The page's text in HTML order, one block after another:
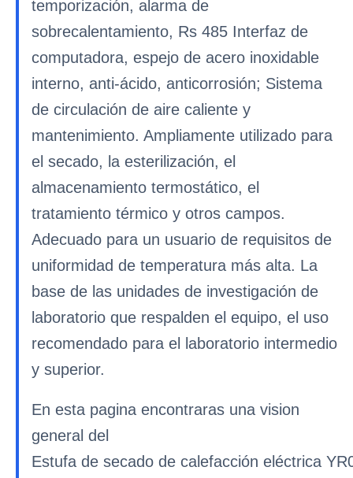
temporización, alarma de
sobrecalentamiento, Rs 485 Interfaz de
computadora, espejo de acero inoxidable
interno, anti-ácido, anticorrosión; Sistema
de circulación de aire caliente y
mantenimiento. Ampliamente utilizado para
el secado, la esterilización, el
almacenamiento termostático, el
tratamiento térmico y otros campos.
Adecuado para un usuario de requisitos de
uniformidad de temperatura más alta. La
base de las unidades de investigación de
laboratorio que respalden el equipo, el uso
recomendado para el laboratorio intermedio
y superior.
En esta pagina encontraras una vision
general del
Estufa de secado de calefacción eléctrica